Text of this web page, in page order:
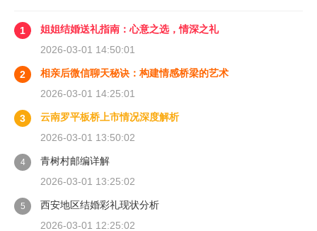
1
姐姐结婚送礼指南：心意之选，情深之礼
2026-03-01 14:50:01
2
相亲后微信聊天秘诀：构建情感桥梁的艺术
2026-03-01 14:25:01
3
云南罗平板桥上市情况深度解析
2026-03-01 13:50:02
4
青树村邮编详解
2026-03-01 13:25:02
5
西安地区结婚彩礼现状分析
2026-03-01 12:25:02